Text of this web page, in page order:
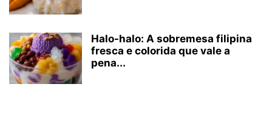
Halo-halo: A sobremesa filipina
fresca e colorida que vale a
pena...